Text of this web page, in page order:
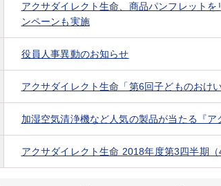
アクサダイレクト生命、商品パンフレット
ンペーンも実施
役員人事異動のお知らせ
アクサダイレクト生命「第6回子どものおけ
加湿空気清浄機など人気の製品が当たる『
アクサダイレクト生命 2018年度第3四半期